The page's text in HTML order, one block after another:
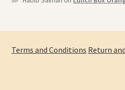
Terms and Conditions Return